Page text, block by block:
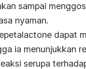
sampai
nyaman.
dapat
ia menunjukkan
serupa